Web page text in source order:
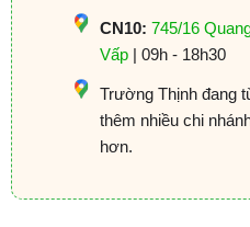
CN10: 745/16
Vấp| 09h - 18h30
Trường Thịnh đang
thêm nhiều chi
hơn.